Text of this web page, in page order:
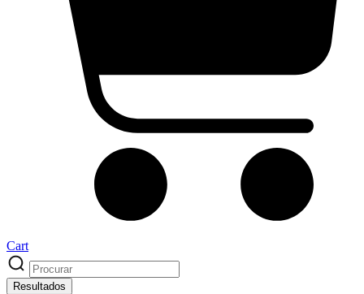
Cart
Search
...
Resultados